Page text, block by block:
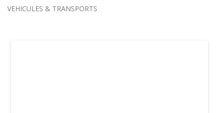
VEHICULES & TRANSPORTS